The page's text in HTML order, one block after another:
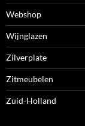
Webshop
Wijnglazen
Zilverplate
Zitmeubelen
Zuid-Holland